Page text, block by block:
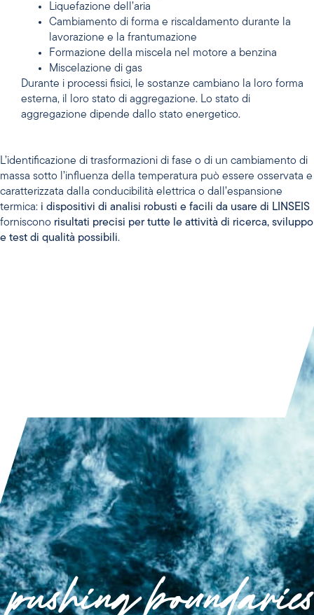
Liquefazione dell’aria
Cambiamento di forma e riscaldamento durante la
lavorazione e la frantumazione
Formazione della miscela nel motore a benzina
Miscelazione di gas
Durante i processi fisici, le sostanze cambiano la loro forma
esterna, il loro stato di aggregazione. Lo stato di
aggregazione dipende dallo stato energetico.
L’identificazione di trasformazioni di fase o di un cambiamento di
massa sotto l’influenza della temperatura può essere osservata e
caratterizzata dalla conducibilità elettrica o dall’espansione
termica: i dispositivi di analisi robusti e facili da usare di LINSEIS
forniscono risultati precisi per tutte le attività di ricerca, sviluppo
e test di qualità possibili.